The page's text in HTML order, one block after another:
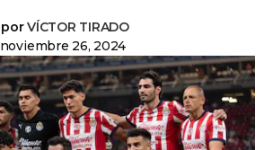
porVÍCTOR TIRADO
noviembre 26, 2024